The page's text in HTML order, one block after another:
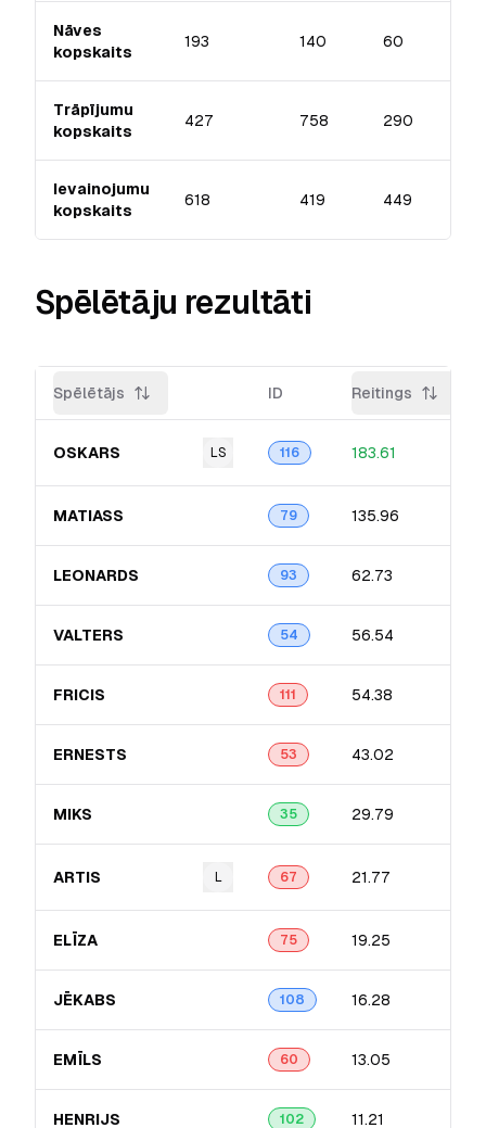
Nāves
kopskaits
193 140 60
Trāpījumu
kopskaits
427 758 290
Ievainojumu
kopskaits
618 419 449
Spēlētāju rezultāti
Spēlētājs ID Reitings
OSKARS LS 116 183.61
MATIASS 79 135.96
LEONARDS 93 62.73
VALTERS 54 56.54
FRICIS 111 54.38
ERNESTS 53 43.02
MIKS 35 29.79
ARTIS L 67 21.77
ELĪZA 75 19.25
JĒKABS 108 16.28
EMĪLS 60 13.05
HENRIJS 102 11.21